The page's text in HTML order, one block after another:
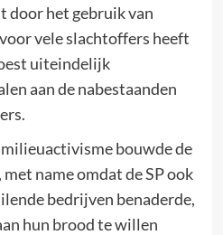
door het gebruik van
vele slachtoffers heeft
uiteindelijk
aan de nabestaanden
bouwde de
met name omdat de SP ook
bedrijven benaderde,
hun brood te willen